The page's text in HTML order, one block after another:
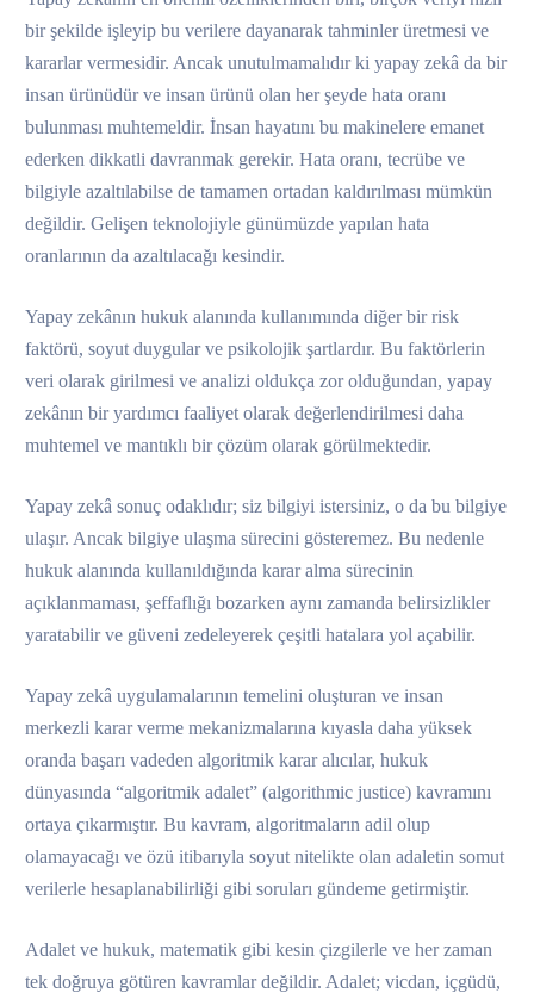
bir şekilde işleyip bu verilere dayanarak tahminler üretmesi ve
kararlar vermesidir. Ancak unutulmamalıdır ki yapay zekâ da bir
insan ürünüdür ve insan ürünü olan her şeyde hata oranı
bulunması muhtemeldir. İnsan hayatını bu makinelere emanet
ederken dikkatli davranmak gerekir. Hata oranı, tecrübe ve
bilgiyle azaltılabilse de tamamen ortadan kaldırılması mümkün
değildir. Gelişen teknolojiyle günümüzde yapılan hata
oranlarının da azaltılacağı kesindir.
Yapay zekânın hukuk alanında kullanımında diğer bir risk
faktörü, soyut duygular ve psikolojik şartlardır. Bu faktörlerin
veri olarak girilmesi ve analizi oldukça zor olduğundan, yapay
zekânın bir yardımcı faaliyet olarak değerlendirilmesi daha
muhtemel ve mantıklı bir çözüm olarak görülmektedir.
Yapay zekâ sonuç odaklıdır; siz bilgiyi istersiniz, o da bu bilgiye
ulaşır. Ancak bilgiye ulaşma sürecini gösteremez. Bu nedenle
hukuk alanında kullanıldığında karar alma sürecinin
açıklanmaması, şeffaflığı bozarken aynı zamanda belirsizlikler
yaratabilir ve güveni zedeleyerek çeşitli hatalara yol açabilir.
Yapay zekâ uygulamalarının temelini oluşturan ve insan
merkezli karar verme mekanizmalarına kıyasla daha yüksek
oranda başarı vadeden algoritmik karar alıcılar, hukuk
dünyasında “algoritmik adalet” (algorithmic justice) kavramını
ortaya çıkarmıştır. Bu kavram, algoritmaların adil olup
olamayacağı ve özü itibarıyla soyut nitelikte olan adaletin somut
verilerle hesaplanabilirliği gibi soruları gündeme getirmiştir.
Adalet ve hukuk, matematik gibi kesin çizgilerle ve her zaman
tek doğruya götüren kavramlar değildir. Adalet; vicdan, içgüdü,